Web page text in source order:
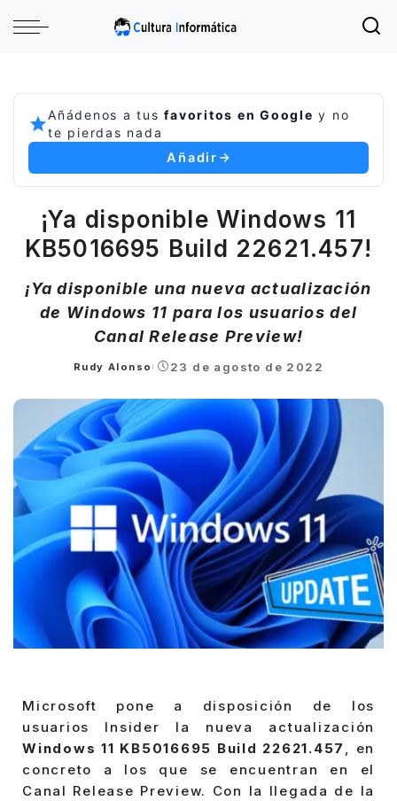
Añádenos a tusfavoritos en Google y no
te pierdas nada
Añadir
¡Ya disponible Windows 11
KB5016695 Build 22621.457!
¡Ya disponible una nueva actualización
de Windows 11 para los usuarios del
Canal Release Preview!
Posted
Rudy Alonso 23 de agosto de 2022
Microsoft pone a disposición de los
usuarios Insider la nueva actualización
Windows 11 KB5016695 Build 22621.457 , en
concreto a los que se encuentran en el
Canal Release Preview. Con la llegada de la